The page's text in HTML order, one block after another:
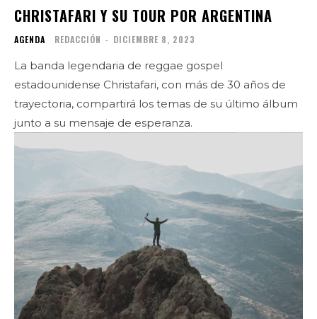
CHRISTAFARI Y SU TOUR POR ARGENTINA
AGENDA REDACCIÓN - DICIEMBRE 8, 2023
La banda legendaria de reggae gospel
estadounidense Christafari, con más de 30 años de
trayectoria, compartirá los temas de su último álbum
junto a su mensaje de esperanza.